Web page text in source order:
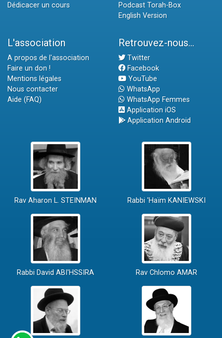
Dédicacer un cours
Podcast Torah-Box
English Version
L'association
A propos de l'association
Faire un don !
Mentions légales
Nous contacter
Aide (FAQ)
Retrouvez-nous...
Twitter
Facebook
YouTube
WhatsApp
WhatsApp Femmes
Application iOS
Application Android
Rav Aharon L. STEINMAN Rabbi 'Haïm KANIEWSKI
Rabbi David ABI'HSSIRA Rav Chlomo AMAR